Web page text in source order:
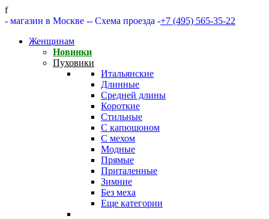
f
- магазин в Москве -- Схема проезда -+7 (495) 565-35-22
Женщинам
Новинки
Пуховики
Итальянские
Длинные
Средней длины
Короткие
Стильные
С капюшоном
С мехом
Модные
Прямые
Приталенные
Зимние
Без меха
Еще категории